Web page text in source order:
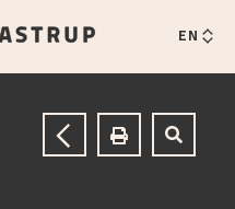
EN